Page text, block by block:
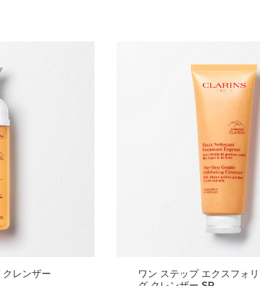
クレンザー
ワン ステップ エクスフォ